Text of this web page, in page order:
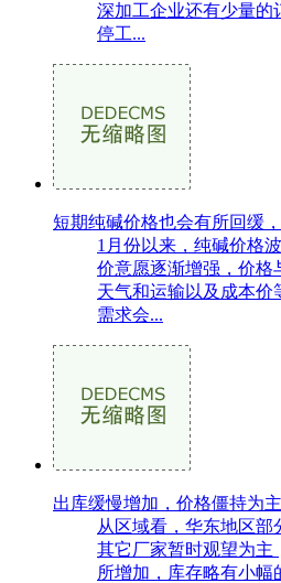
深加工企业还有少量的
停工...
短期纯碱价格也会有所回缓
1月份以来，纯碱价格
价意愿逐渐增强，价格
天气和运输以及成本价
需求会...
出库缓慢增加，价格僵持为主
从区域看，华东地区部
其它厂家暂时观望为主
所增加，库存略有小